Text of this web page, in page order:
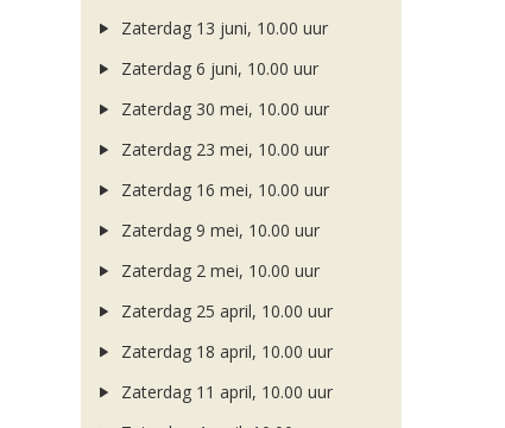
Zaterdag 13 juni, 10.00 uur
Zaterdag 6 juni, 10.00 uur
Zaterdag 30 mei, 10.00 uur
Zaterdag 23 mei, 10.00 uur
Zaterdag 16 mei, 10.00 uur
Zaterdag 9 mei, 10.00 uur
Zaterdag 2 mei, 10.00 uur
Zaterdag 25 april, 10.00 uur
Zaterdag 18 april, 10.00 uur
Zaterdag 11 april, 10.00 uur